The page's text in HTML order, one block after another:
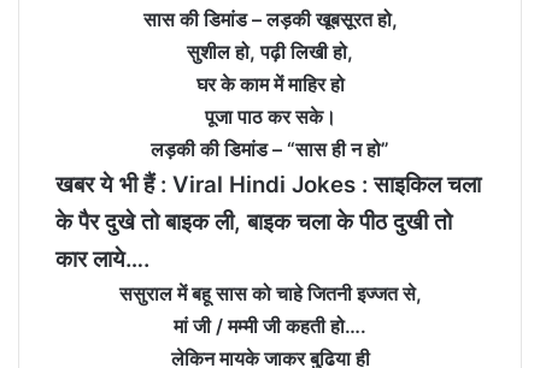
सास की डिमांड – लड़की खूबसूरत हो,
सुशील हो, पढ़ी लिखी हो,
घर के काम में माहिर हो
पूजा पाठ कर सके।
लड़की की डिमांड – “सास ही न हो”
खबर ये भी हैं : Viral Hindi Jokes : साइकिल चला
के पैर दुखे तो बाइक ली, बाइक चला के पीठ दुखी तो
कार लाये….
ससुराल में बहू सास को चाहे जितनी इज्‍जत से,
मां जी / मम्‍मी जी कहती हो….
लेकिन मायके जाकर बुढि़या ही